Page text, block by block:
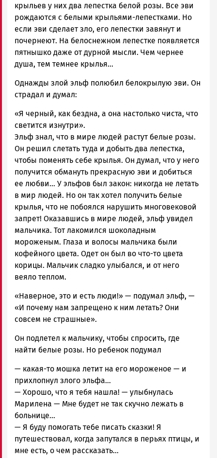
крыльев у них два лепестка белой розы. Все эви
рождаются с белыми крыльями-лепестками. Но
если эви сделает зло, его лепестки завянут и
почернеют. На белоснежном лепестке появляется
пятнышко даже от дурной мысли. Чем чернее
душа, тем темнее крылья…
Однажды злой эльф полюбил белокрылую эви. Он
страдал и думал:
«Я черный, как бездна, а она настолько чиста, что
светится изнутри».
Эльф знал, что в мире людей растут белые розы.
Он решил слетать туда и добыть два лепестка,
чтобы поменять себе крылья. Он думал, что у него
получится обмануть прекрасную эви и добиться
ее любви… У эльфов был закон: никогда не летать
в мир людей. Но он так хотел получить белые
крылья, что не побоялся нарушить многовековой
запрет! Оказавшись в мире людей, эльф увидел
мальчика. Тот лакомился шоколадным
мороженым. Глаза и волосы мальчика были
кофейного цвета. Одет он был во что-то цвета
корицы. Мальчик сладко улыбался, и от него
веяло теплом.
«Наверное, это и есть люди!» — подумал эльф, —
«И почему нам запрещено к ним летать? Они
совсем не страшные».
Он подлетел к мальчику, чтобы спросить, где
найти белые розы. Но ребенок подумал
— какая-то мошка летит на его мороженое — и
прихлопнул злого эльфа…
— Хорошо, что я тебя нашла! — улыбнулась
Марилена — Мне будет не так скучно лежать в
больнице…
— Я буду помогать тебе писать сказки! Я
путешествовал, когда запутался в перьях птицы, и
мне есть, о чем рассказать…